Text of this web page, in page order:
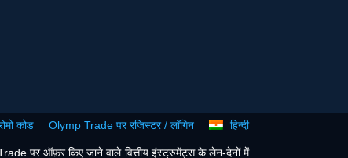
कोड Olymp Trade पर रजिस्टर / लॉगिन हिन्दी
पर ऑफ़र किए जाने वाले वित्तीय इंस्ट्रुमेंट्स के लेन-देनों में